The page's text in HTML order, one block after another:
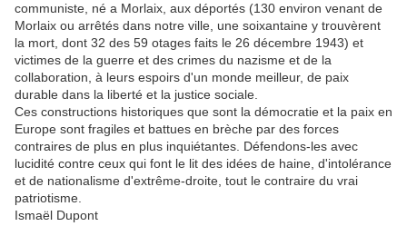
communiste, né a Morlaix, aux déportés (130 environ venant de
Morlaix ou arrêtés dans notre ville, une soixantaine y trouvèrent
la mort, dont 32 des 59 otages faits le 26 décembre 1943) et
victimes de la guerre et des crimes du nazisme et de la
collaboration, à leurs espoirs d'un monde meilleur, de paix
durable dans la liberté et la justice sociale.
Ces constructions historiques que sont la démocratie et la paix en
Europe sont fragiles et battues en brèche par des forces
contraires de plus en plus inquiétantes. Défendons-les avec
lucidité contre ceux qui font le lit des idées de haine, d'intolérance
et de nationalisme d'extrême-droite, tout le contraire du vrai
patriotisme.
Ismaël Dupont